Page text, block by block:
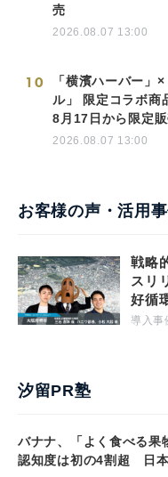
売
2026.08.07 13:00
10
「横濱ハーバー」
ル」 限定コラボ
8月17日から限定
2026.08.07 13:00
お客様の声・活用事
戦略
スリ
好循
導入事
汐留PR塾
バナナ、「よく食べる
認知度は初の4割超 日